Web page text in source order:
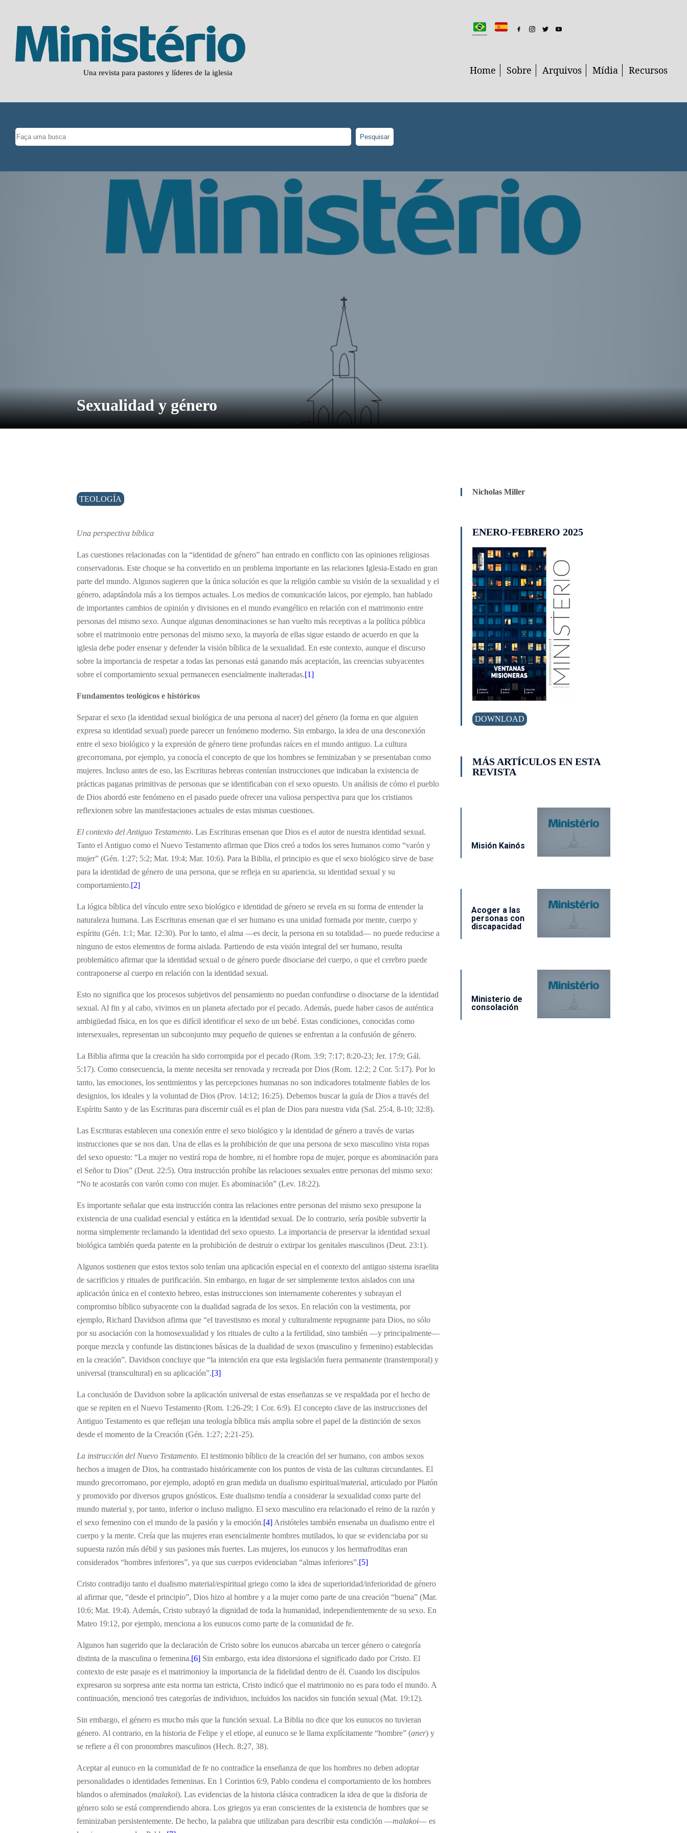
Una revista para pastores y líderes de la iglesia Home Sobre Arquivos Mídia Recursos
Pesquisar
Sexualidad y género
TEOLOGÍA
Una perspectiva bíblica
Las cuestiones relacionadas con la “identidad de género” han entrado en conflicto con las opiniones religiosas
conservadoras. Este choque se ha convertido en un problema importante en las relaciones Iglesia-Estado en gran
parte del mundo. Algunos sugieren que la única solución es que la religión cambie su visión de la sexualidad y el
género, adaptándola más a los tiempos actuales. Los medios de comunicación laicos, por ejemplo, han hablado
de importantes cambios de opinión y divisiones en el mundo evangélico en relación con el matrimonio entre
personas del mismo sexo. Aunque algunas denominaciones se han vuelto más receptivas a la política pública
sobre el matrimonio entre personas del mismo sexo, la mayoría de ellas sigue estando de acuerdo en que la
iglesia debe poder ensenar y defender la visión bíblica de la sexualidad. En este contexto, aunque el discurso
sobre la importancia de respetar a todas las personas está ganando más aceptación, las creencias subyacentes
sobre el comportamiento sexual permanecen esencialmente inalteradas.[1]
Fundamentos teológicos e históricos
Separar el sexo (la identidad sexual biológica de una persona al nacer) del género (la forma en que alguien
expresa su identidad sexual) puede parecer un fenómeno moderno. Sin embargo, la idea de una desconexión
entre el sexo biológico y la expresión de género tiene profundas raíces en el mundo antiguo. La cultura
grecorromana, por ejemplo, ya conocía el concepto de que los hombres se feminizaban y se presentaban como
mujeres. Incluso antes de eso, las Escrituras hebreas contenían instrucciones que indicaban la existencia de
prácticas paganas primitivas de personas que se identificaban con el sexo opuesto. Un análisis de cómo el pueblo
de Dios abordó este fenómeno en el pasado puede ofrecer una valiosa perspectiva para que los cristianos
reflexionen sobre las manifestaciones actuales de estas mismas cuestiones.
El contexto del Antiguo Testamento. Las Escrituras ensenan que Dios es el autor de nuestra identidad sexual.
Tanto el Antiguo como el Nuevo Testamento afirman que Dios creó a todos los seres humanos como “varón y
mujer” (Gén. 1:27; 5:2; Mat. 19:4; Mar. 10:6). Para la Biblia, el principio es que el sexo biológico sirve de base
para la identidad de género de una persona, que se refleja en su apariencia, su identidad sexual y su
comportamiento.[2]
La lógica bíblica del vínculo entre sexo biológico e identidad de género se revela en su forma de entender la
naturaleza humana. Las Escrituras ensenan que el ser humano es una unidad formada por mente, cuerpo y
espíritu (Gén. 1:1; Mar. 12:30). Por lo tanto, el alma —es decir, la persona en su totalidad— no puede reducirse a
ninguno de estos elementos de forma aislada. Partiendo de esta visión integral del ser humano, resulta
problemático afirmar que la identidad sexual o de género puede disociarse del cuerpo, o que el cerebro puede
contraponerse al cuerpo en relación con la identidad sexual.
Esto no significa que los procesos subjetivos del pensamiento no puedan confundirse o disociarse de la identidad
sexual. Al fin y al cabo, vivimos en un planeta afectado por el pecado. Además, puede haber casos de auténtica
ambigüedad física, en los que es difícil identificar el sexo de un bebé. Estas condiciones, conocidas como
intersexuales, representan un subconjunto muy pequeño de quienes se enfrentan a la confusión de género.
La Biblia afirma que la creación ha sido corrompida por el pecado (Rom. 3:9; 7:17; 8:20-23; Jer. 17:9; Gál.
5:17). Como consecuencia, la mente necesita ser renovada y recreada por Dios (Rom. 12:2; 2 Cor. 5:17). Por lo
tanto, las emociones, los sentimientos y las percepciones humanas no son indicadores totalmente fiables de los
designios, los ideales y la voluntad de Dios (Prov. 14:12; 16:25). Debemos buscar la guía de Dios a través del
Espíritu Santo y de las Escrituras para discernir cuál es el plan de Dios para nuestra vida (Sal. 25:4, 8-10; 32:8).
Las Escrituras establecen una conexión entre el sexo biológico y la identidad de género a través de varias
instrucciones que se nos dan. Una de ellas es la prohibición de que una persona de sexo masculino vista ropas
del sexo opuesto: “La mujer no vestirá ropa de hombre, ni el hombre ropa de mujer, porque es abominación para
el Señor tu Dios” (Deut. 22:5). Otra instrucción prohíbe las relaciones sexuales entre personas del mismo sexo:
“No te acostarás con varón como con mujer. Es abominación” (Lev. 18:22).
Es importante señalar que esta instrucción contra las relaciones entre personas del mismo sexo presupone la
existencia de una cualidad esencial y estática en la identidad sexual. De lo contrario, sería posible subvertir la
norma simplemente reclamando la identidad del sexo opuesto. La importancia de preservar la identidad sexual
biológica también queda patente en la prohibición de destruir o extirpar los genitales masculinos (Deut. 23:1).
Algunos sostienen que estos textos solo tenían una aplicación especial en el contexto del antiguo sistema israelita
de sacrificios y rituales de purificación. Sin embargo, en lugar de ser simplemente textos aislados con una
aplicación única en el contexto hebreo, estas instrucciones son internamente coherentes y subrayan el
compromiso bíblico subyacente con la dualidad sagrada de los sexos. En relación con la vestimenta, por
ejemplo, Richard Davidson afirma que “el travestismo es moral y culturalmente repugnante para Dios, no sólo
por su asociación con la homosexualidad y los rituales de culto a la fertilidad, sino también —y principalmente—
porque mezcla y confunde las distinciones básicas de la dualidad de sexos (masculino y femenino) establecidas
en la creación”. Davidson concluye que “la intención era que esta legislación fuera permanente (transtemporal) y
universal (transcultural) en su aplicación”.[3]
La conclusión de Davidson sobre la aplicación universal de estas enseñanzas se ve respaldada por el hecho de
que se repiten en el Nuevo Testamento (Rom. 1:26‑29; 1 Cor. 6:9). El concepto clave de las instrucciones del
Antiguo Testamento es que reflejan una teología bíblica más amplia sobre el papel de la distinción de sexos
desde el momento de la Creación (Gén. 1:27; 2:21-25).
La instrucción del Nuevo Testamento. El testimonio bíblico de la creación del ser humano, con ambos sexos
hechos a imagen de Dios, ha contrastado históricamente con los puntos de vista de las culturas circundantes. El
mundo grecorromano, por ejemplo, adoptó en gran medida un dualismo espiritual/material, articulado por Platón
y promovido por diversos grupos gnósticos. Este dualismo tendía a considerar la sexualidad como parte del
mundo material y, por tanto, inferior o incluso maligno. El sexo masculino era relacionado el reino de la razón y
el sexo femenino con el mundo de la pasión y la emoción.[4] Aristóteles también ensenaba un dualismo entre el
cuerpo y la mente. Creía que las mujeres eran esencialmente hombres mutilados, lo que se evidenciaba por su
supuesta razón más débil y sus pasiones más fuertes. Las mujeres, los eunucos y los hermafroditas eran
considerados “hombres inferiores”, ya que sus cuerpos evidenciaban “almas inferiores”.[5]
Cristo contradijo tanto el dualismo material/espiritual griego como la idea de superioridad/inferioridad de género
al afirmar que, “desde el principio”, Dios hizo al hombre y a la mujer como parte de una creación “buena” (Mar.
10:6; Mat. 19:4). Además, Cristo subrayó la dignidad de toda la humanidad, independientemente de su sexo. En
Mateo 19:12, por ejemplo, menciona a los eunucos como parte de la comunidad de fe.
Algunos han sugerido que la declaración de Cristo sobre los eunucos abarcaba un tercer género o categoría
distinta de la masculina o femenina.[6] Sin embargo, esta idea distorsiona el significado dado por Cristo. El
contexto de este pasaje es el matrimonioy la importancia de la fidelidad dentro de él. Cuando los discípulos
expresaron su sorpresa ante esta norma tan estricta, Cristo indicó que el matrimonio no es para todo el mundo. A
continuación, mencionó tres categorías de individuos, incluidos los nacidos sin función sexual (Mat. 19:12).
Sin embargo, el género es mucho más que la función sexual. La Biblia no dice que los eunucos no tuvieran
género. Al contrario, en la historia de Felipe y el etíope, al eunuco se le llama explícitamente “hombre” (aner) y
se refiere a él con pronombres masculinos (Hech. 8:27, 38).
Aceptar al eunuco en la comunidad de fe no contradice la enseñanza de que los hombres no deben adoptar
personalidades o identidades femeninas. En 1 Corintios 6:9, Pablo condena el comportamiento de los hombres
blandos o afeminados (malakoi). Las evidencias de la historia clásica contradicen la idea de que la disforia de
género solo se está comprendiendo ahora. Los griegos ya eran conscientes de la existencia de hombres que se
feminizaban persistentemente. De hecho, la palabra que utilizaban para describir esta condición —malakoi— es
Nicholas Miller
ENERO-FEBRERO 2025
DOWNLOAD
MÁS ARTÍCULOS EN ESTA
REVISTA
Misión Kainós
Acoger a las
personas con
discapacidad
Ministerio de
consolación